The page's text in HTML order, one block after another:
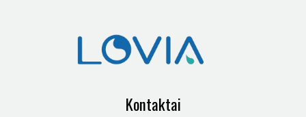
Kontaktai